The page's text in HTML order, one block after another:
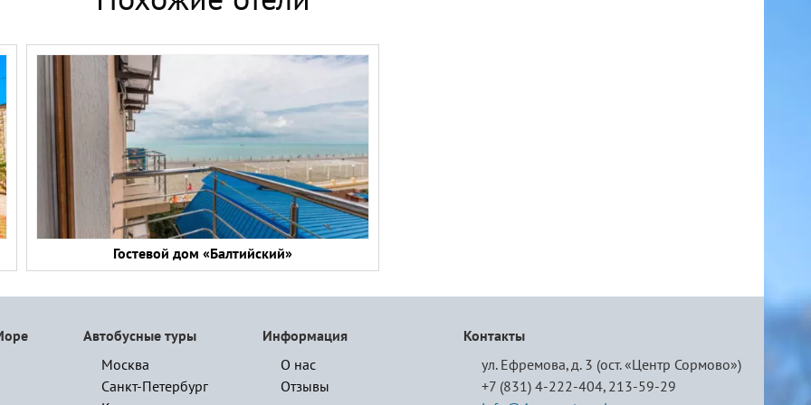
Гостевой дом «Балтийский»
Автобусные туры
Москва
Санкт-Петербург
Информация
О нас
Отзывы
Контакты
ул. Ефремова, д. 3 (ост. «Центр Сормово»)
+7 (831) 4-222-404, 213-59-29